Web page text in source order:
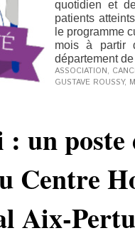
quotidien et
patients
le programme
mois à partir
département
ASSOCIATION,
GUSTAVE ROUSSY,
un poste
Centre
Aix-